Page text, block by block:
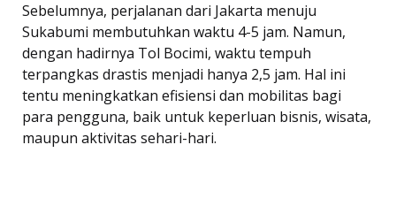
Sebelumnya, perjalanan dari Jakarta menuju
Sukabumi membutuhkan waktu 4-5 jam. Namun,
dengan hadirnya Tol Bocimi, waktu tempuh
terpangkas drastis menjadi hanya 2,5 jam. Hal ini
tentu meningkatkan efisiensi dan mobilitas bagi
para pengguna, baik untuk keperluan bisnis, wisata,
maupun aktivitas sehari-hari.